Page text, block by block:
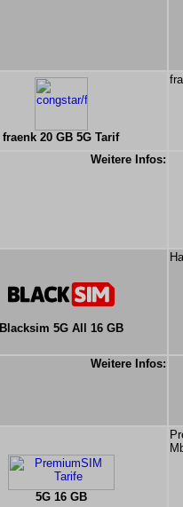
fraenk 20 GB 5G Tarif
Weitere Infos:
Blacksim 5G All 16 GB
Weitere Infos:
5G 16 GB